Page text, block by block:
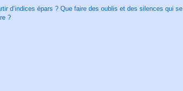
d’indices épars ? Que faire des oublis et des silences qui se
?